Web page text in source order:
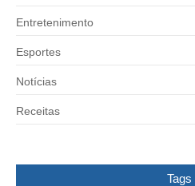
Entretenimento
Esportes
Notícias
Receitas
Tags